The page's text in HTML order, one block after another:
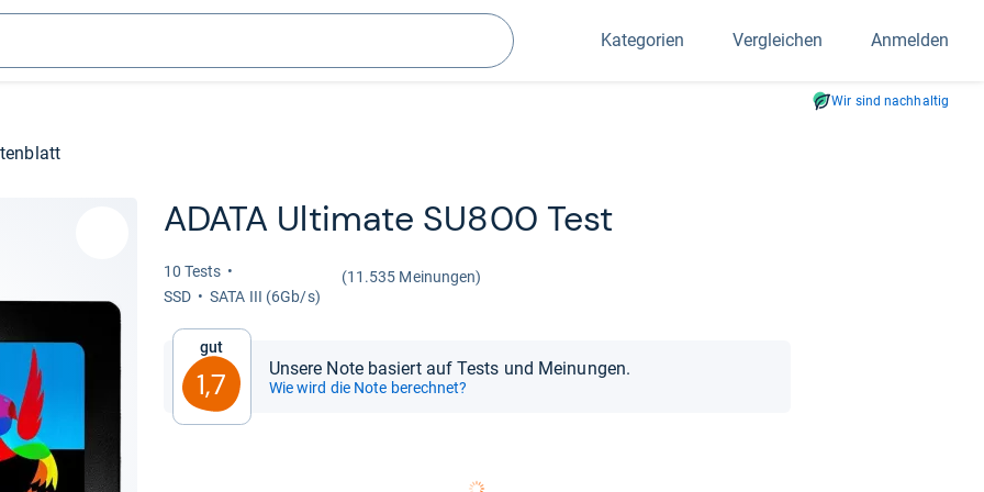
Suchen
Kategorien Vergleichen Anmelden
Wir sind nachhaltig
ADATA Ulti­mate SU800 Test
10 Tests
(11.535 Meinungen)
SSD
SATA III (6Gb/s)
Gut
1,7 Unsere Note basiert auf Tests und Meinungen.
Wie wird die Note berechnet?